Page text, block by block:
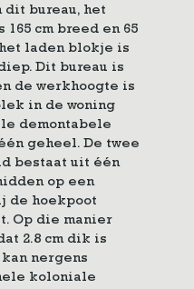
bureau, het
cm breed en 65
laden blokje is
Dit bureau is
de werkhoogte is
in de woning
demontabele
geheel. De twee
bestaat uit één
op een
de hoekpoot
Op die manier
2.8 cm dik is
nergens
koloniale